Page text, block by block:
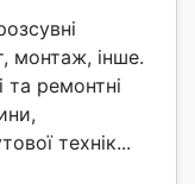
монтаж, інше.
ремонтні
технік...